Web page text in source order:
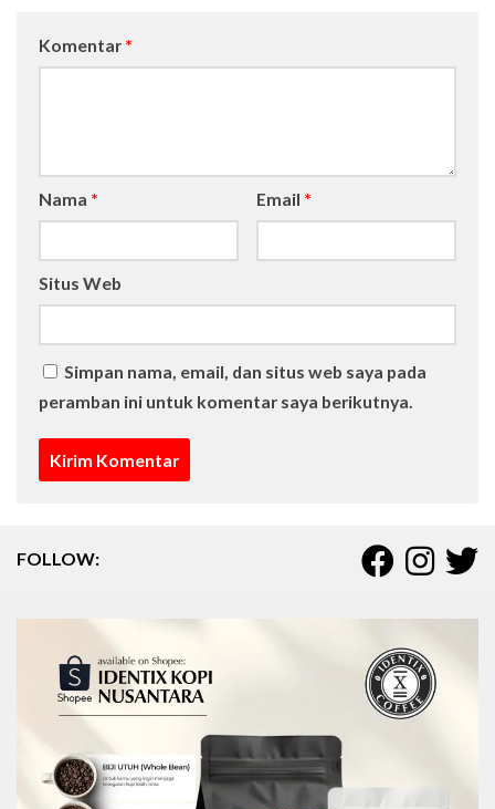
Komentar *
Nama * Email *
Situs Web
Simpan nama, email, dan situs web saya pada
peramban ini untuk komentar saya berikutnya.
FOLLOW: